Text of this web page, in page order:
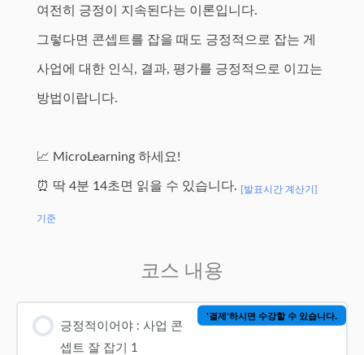
여전히 긍정이 지속된다는 이론입니다.
그렇다면 콘셉트를 잡을 때도 긍정적으로 잡는 게
사업에 대한 인식, 결과, 평가를 긍정적으로 이끄는
방법이랍니다.
📈 MicroLearning 하세요!
⏰ 딱 4분 14초면 읽을 수 있습니다. [발표시간 계산기]
기준
코스 내용
긍정적이어야 : 사업 콘
셉트 잘 잡기 1
'결제'하시면 수강할 수 있습니다.